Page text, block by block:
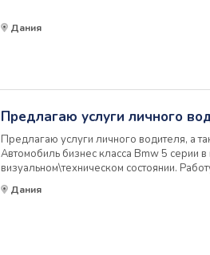
Дания
Предлагаю услуги личного
Предлагаю услуги личного водителя, а
Автомобиль бизнес класса Bmw 5 серии
визуальном\техническом состоянии.
конфиденциально. Этикет, пунктуальность,
Дания